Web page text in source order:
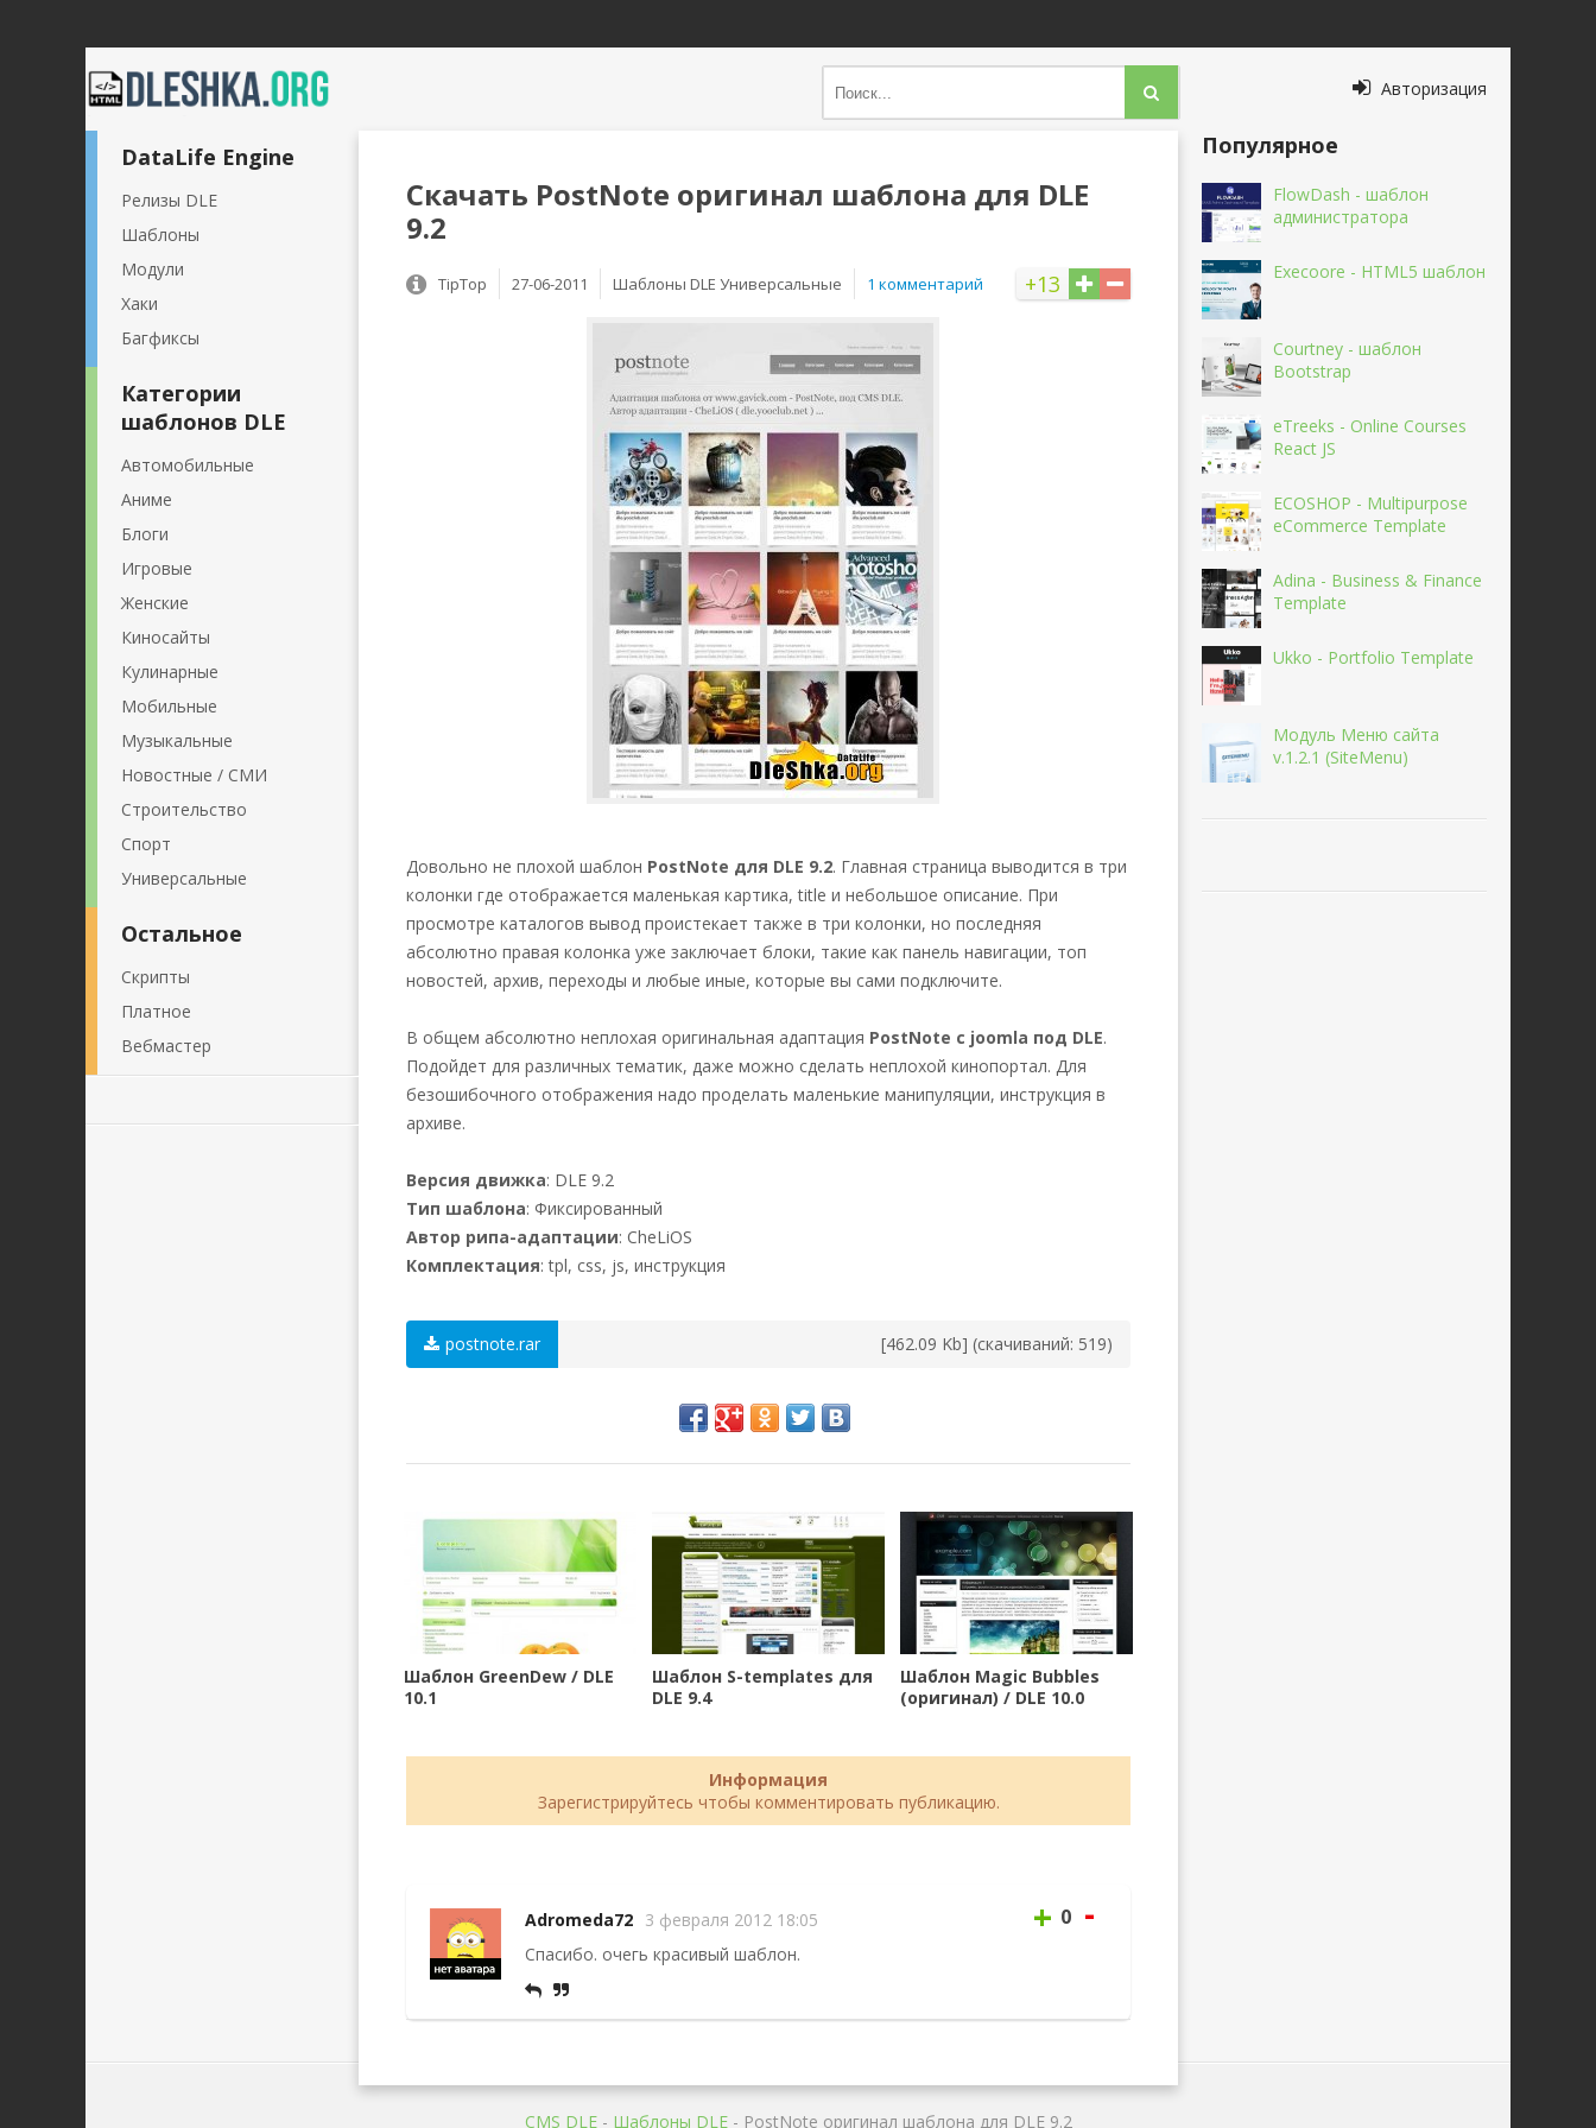
Авторизация
Скачать PostNote оригинал шаблона для DLE
9.2
+13
TipTop 27-06-2011 Шаблоны DLE Универсальные 1 комментарий
Довольно не плохой шаблон PostNote для DLE 9.2. Главная страница выводится в три
колонки где отображается маленькая картика, title и небольшое описание. При
просмотре каталогов вывод проистекает также в три колонки, но последняя
абсолютно правая колонка уже заключает блоки, такие как панель навигации, топ
новостей, архив, переходы и любые иные, которые вы сами подключите.
В общем абсолютно неплохая оригинальная адаптация PostNote c joomla под DLE.
Подойдет для различных тематик, даже можно сделать неплохой кинопортал. Для
безошибочного отображения надо проделать маленькие манипуляции, инструкция в
архиве.
Версия движка: DLE 9.2
Тип шаблона: Фиксированный
Автор рипа-адаптации: CheLiOS
Комплектация: tpl, css, js, инструкция
postnote.rar [462.09 Kb] (cкачиваний: 519)
Шаблон GreenDew / DLE
10.1
Шаблон S-templates для
DLE 9.4
Шаблон Magic Bubbles
(оригинал) / DLE 10.0
Информация
Зарегистрируйтесь чтобы комментировать публикацию.
Adromeda72 3 февраля 2012 18:05 + 0 -
Спасибо. очегь красивый шаблон.
DataLife Engine
Релизы DLE
Шаблоны
Модули
Хаки
Багфиксы
Категории
шаблонов DLE
Автомобильные
Аниме
Блоги
Игровые
Женские
Киносайты
Кулинарные
Мобильные
Музыкальные
Новостные / СМИ
Строительство
Спорт
Универсальные
Остальное
Скрипты
Платное
Вебмастер
Популярное
FlowDash - шаблон
администратора
Execoore - HTML5 шаблон
Courtney - шаблон
Bootstrap
eTreeks - Online Courses
React JS
ECOSHOP - Multipurpose
eCommerce Template
Adina - Business & Finance
Template
Ukko - Portfolio Template
Модуль Меню сайта
v.1.2.1 (SiteMenu)
CMS DLE- Шаблоны DLE- PostNote оригинал шаблона для DLE 9.2